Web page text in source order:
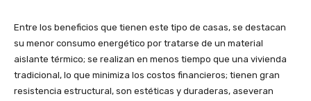
Entre los beneficios que tienen este tipo de casas, se destacan
su menor consumo energético por tratarse de un material
aislante térmico; se realizan en menos tiempo que una vivienda
tradicional, lo que minimiza los costos financieros; tienen gran
resistencia estructural, son estéticas y duraderas, aseveran